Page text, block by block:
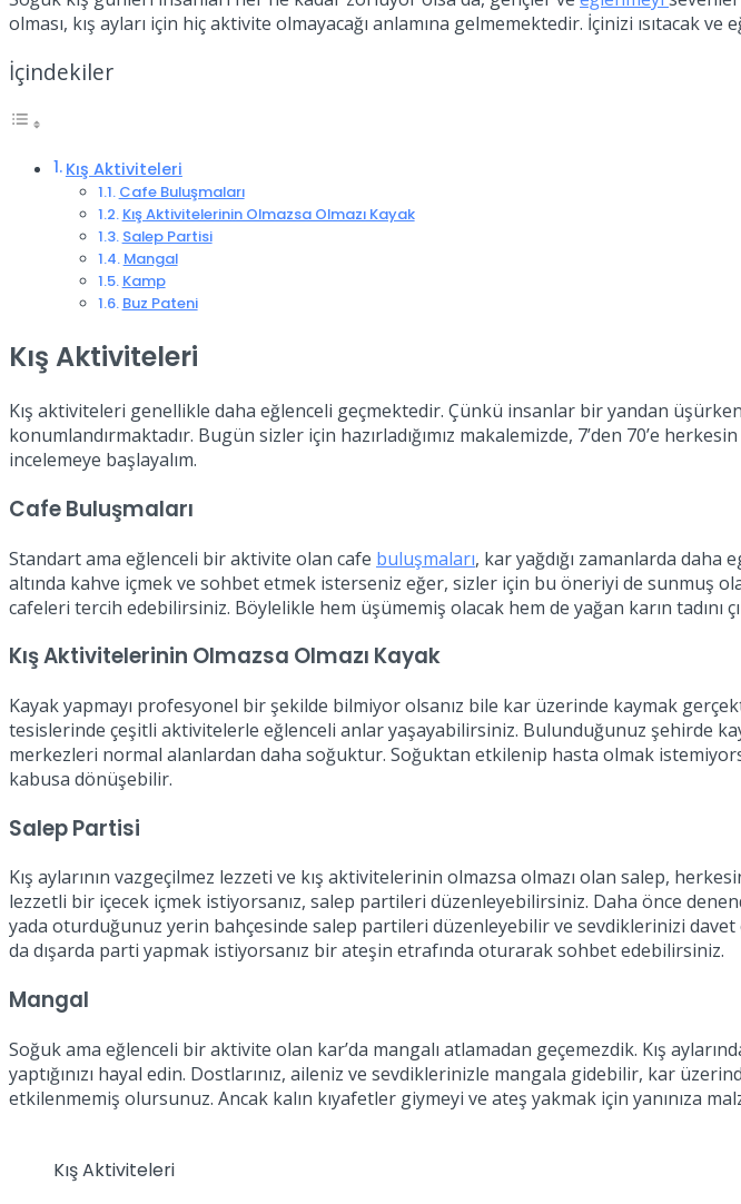
olması, kış ayları için hiç aktivite olmayacağı anlamına gelmemektedir. İçinizi ısıtacak
İçindekiler
Kış Aktiviteleri
Cafe Buluşmaları
Kış Aktivitelerinin Olmazsa Olmazı Kayak
Salep Partisi
Mangal
Kamp
Buz Pateni
Kış Aktiviteleri
Kış aktiviteleri genellikle daha eğlenceli geçmektedir. Çünkü insanlar bir yandan
konumlandırmaktadır. Bugün sizler için hazırladığımız makalemizde, 7’den 70’e
incelemeye başlayalım.
Cafe Buluşmaları
Standart ama eğlenceli bir aktivite olan cafe buluşmaları, kar yağdığı zamanlarda daha
altında kahve içmek ve sohbet etmek isterseniz eğer, sizler için bu öneriyi de sunmuş
cafeleri tercih edebilirsiniz. Böylelikle hem üşümemiş olacak hem de yağan karın tadını
Kış Aktivitelerinin Olmazsa Olmazı Kayak
Kayak yapmayı profesyonel bir şekilde bilmiyor olsanız bile kar üzerinde kaymak
tesislerinde çeşitli aktivitelerle eğlenceli anlar yaşayabilirsiniz. Bulunduğunuz şehirde
merkezleri normal alanlardan daha soğuktur. Soğuktan etkilenip hasta olmak
kabusa dönüşebilir.
Salep Partisi
Kış aylarının vazgeçilmez lezzeti ve kış aktivitelerinin olmazsa olmazı olan salep,
lezzetli bir içecek içmek istiyorsanız, salep partileri düzenleyebilirsiniz. Daha önce
yada oturduğunuz yerin bahçesinde salep partileri düzenleyebilir ve sevdiklerinizi
da dışarda parti yapmak istiyorsanız bir ateşin etrafında oturarak sohbet edebilirsiniz.
Mangal
Soğuk ama eğlenceli bir aktivite olan kar’da mangalı atlamadan geçemezdik. Kış
yaptığınızı hayal edin. Dostlarınız, aileniz ve sevdiklerinizle mangala gidebilir, kar
etkilenmemiş olursunuz. Ancak kalın kıyafetler giymeyi ve ateş yakmak için yanınıza
Kış Aktiviteleri